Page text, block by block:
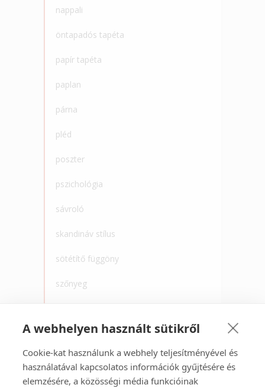
A webhelyen használt sütikről
Cookie-kat használunk a webhely teljesítményével és
használatával kapcsolatos információk gyűjtésére és
elemzésére, a közösségi média funkcióinak
nappali
öntapadós tapéta
papír tapéta
paplan
párna
pléd
poszter
pszichológia
sávroló
skandináv stílus
sötétítő függöny
szőnyeg
törölköző
újrahaszonsítás
vasalás